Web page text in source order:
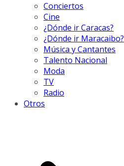
Conciertos
Cine
¿Dónde ir Caracas?
¿Dónde ir Maracaibo?
Música y Cantantes
Talento Nacional
Moda
TV
Radio
Otros